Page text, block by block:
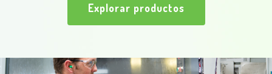
Explorar productos